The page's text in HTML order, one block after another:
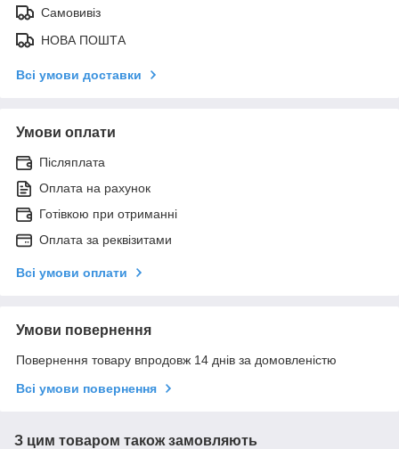
Самовивіз
НОВА ПОШТА
Всі умови доставки
Умови оплати
Післяплата
Оплата на рахунок
Готівкою при отриманні
Оплата за реквізитами
Всі умови оплати
Умови повернення
Повернення товару впродовж 14 днів за домовленістю
Всі умови повернення
З цим товаром також замовляють